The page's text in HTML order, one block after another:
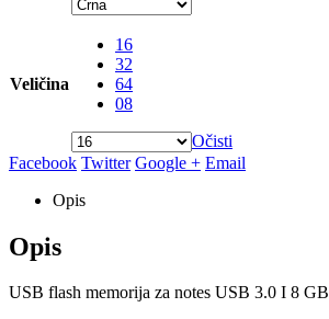
Veličina
16
32
64
08
Očisti
Facebook Twitter Google + Email
Opis
Opis
USB flash memorija za notes USB 3.0 I 8 GB